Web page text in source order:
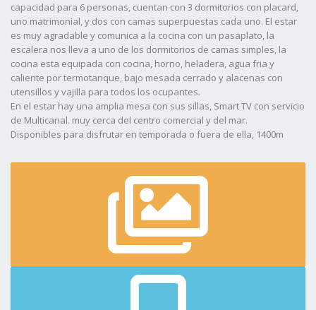
capacidad para 6 personas, cuentan con 3 dormitorios con placard,
uno matrimonial, y dos con camas superpuestas cada uno. El estar
es muy agradable y comunica a la cocina con un pasaplato, la
escalera nos lleva a uno de los dormitorios de camas simples, la
cocina esta equipada con cocina, horno, heladera, agua fria y
caliente por termotanque, bajo mesada cerrado y alacenas con
utensillos y vajilla para todos los ocupantes.
En el estar hay una amplia mesa con sus sillas, Smart TV con servicio
de Multicanal. muy cerca del centro comercial y del mar.
Disponibles para disfrutar en temporada o fuera de ella, 1400m
***Disponible TODO EL AñO***
*** Atendido por sus dueños ***